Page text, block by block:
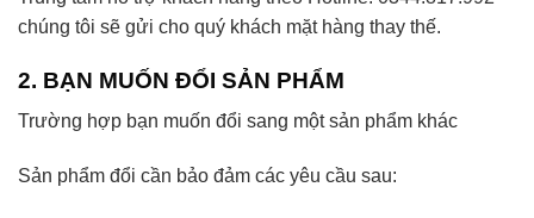
chúng tôi sẽ gửi cho quý khách mặt hàng thay thế.
2. BẠN MUỐN ĐỔI SẢN PHẨM
Trường hợp bạn muốn đổi sang một sản phẩm khác
Sản phẩm đổi cần bảo đảm các yêu cầu sau: